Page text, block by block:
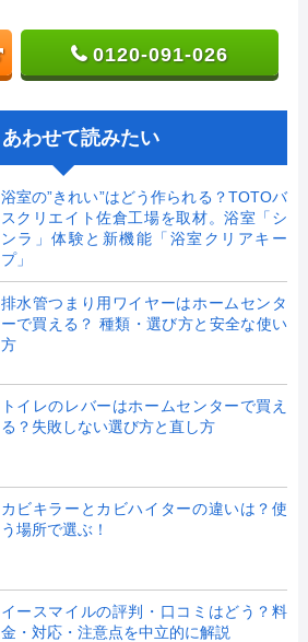
0120-091-026
あわせて読みたい
浴室の”きれい”はどう作られる？TOTOバ
スクリエイト佐倉工場を取材。浴室「シ
ンラ」体験と新機能「浴室クリアキー
プ」
排水管つまり用ワイヤーはホームセンタ
ーで買える？ 種類・選び方と安全な使い
方
トイレのレバーはホームセンターで買え
る？失敗しない選び方と直し方
カビキラーとカビハイターの違いは？使
う場所で選ぶ！
イースマイルの評判・口コミはどう？料
金・対応・注意点を中立的に解説